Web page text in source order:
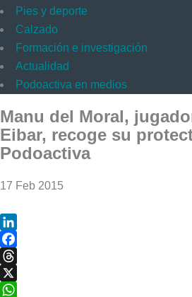
Pies y deporte
Calzado
Formación e investigación
Actualidad
Podoactiva en medios
Manu del Moral,
Eibar, recoge su
Podoactiva
17 Feb 2015
LinkedIn
Facebook
Threads
X